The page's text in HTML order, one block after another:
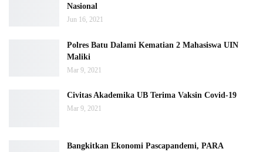
Nasional
Jun 16, 2021
Polres Batu Dalami Kematian 2 Mahasiswa UIN
Maliki
Mar 9, 2021
Civitas Akademika UB Terima Vaksin Covid-19
Mar 9, 2021
Bangkitkan Ekonomi Pascapandemi, PARA